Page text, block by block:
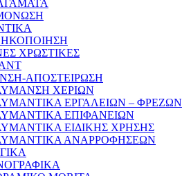
ΧΡΩΣΤΙΚΕΣ
ΑΠΟΣΤΕΙΡΩΣΗ
ΧΕΡΙΩΝ
ΕΡΓΑΛΕΙΩΝ – ΦΡΕΖΩΝ
ΕΠΙΦΑΝΕΙΩΝ
ΕΙΔΙΚΗΣ ΧΡΗΣΗΣ
ΑΝΑΡΡΟΦΗΣΕΩΝ